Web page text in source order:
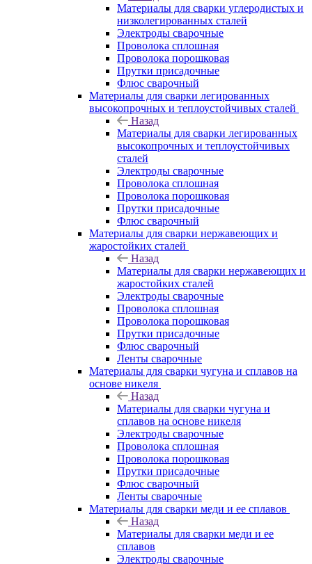
Материалы для сварки углеродистых и
низколегированных сталей
Электроды сварочные
Проволока сплошная
Проволока порошковая
Прутки присадочные
Флюс сварочный
Материалы для сварки легированных
высокопрочных и теплоустойчивых сталей
Назад
Материалы для сварки легированных
высокопрочных и теплоустойчивых
сталей
Электроды сварочные
Проволока сплошная
Проволока порошковая
Прутки присадочные
Флюс сварочный
Материалы для сварки нержавеющих и
жаростойких сталей
Назад
Материалы для сварки нержавеющих и
жаростойких сталей
Электроды сварочные
Проволока сплошная
Проволока порошковая
Прутки присадочные
Флюс сварочный
Ленты сварочные
Материалы для сварки чугуна и сплавов на
основе никеля
Назад
Материалы для сварки чугуна и
сплавов на основе никеля
Электроды сварочные
Проволока сплошная
Проволока порошковая
Прутки присадочные
Флюс сварочный
Ленты сварочные
Материалы для сварки меди и ее сплавов
Назад
Материалы для сварки меди и ее
сплавов
Электроды сварочные